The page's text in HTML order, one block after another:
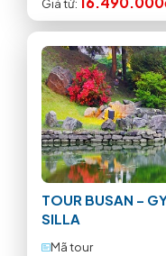
Giá từ:
TOUR BUSAN –
SILLA
Mã tour